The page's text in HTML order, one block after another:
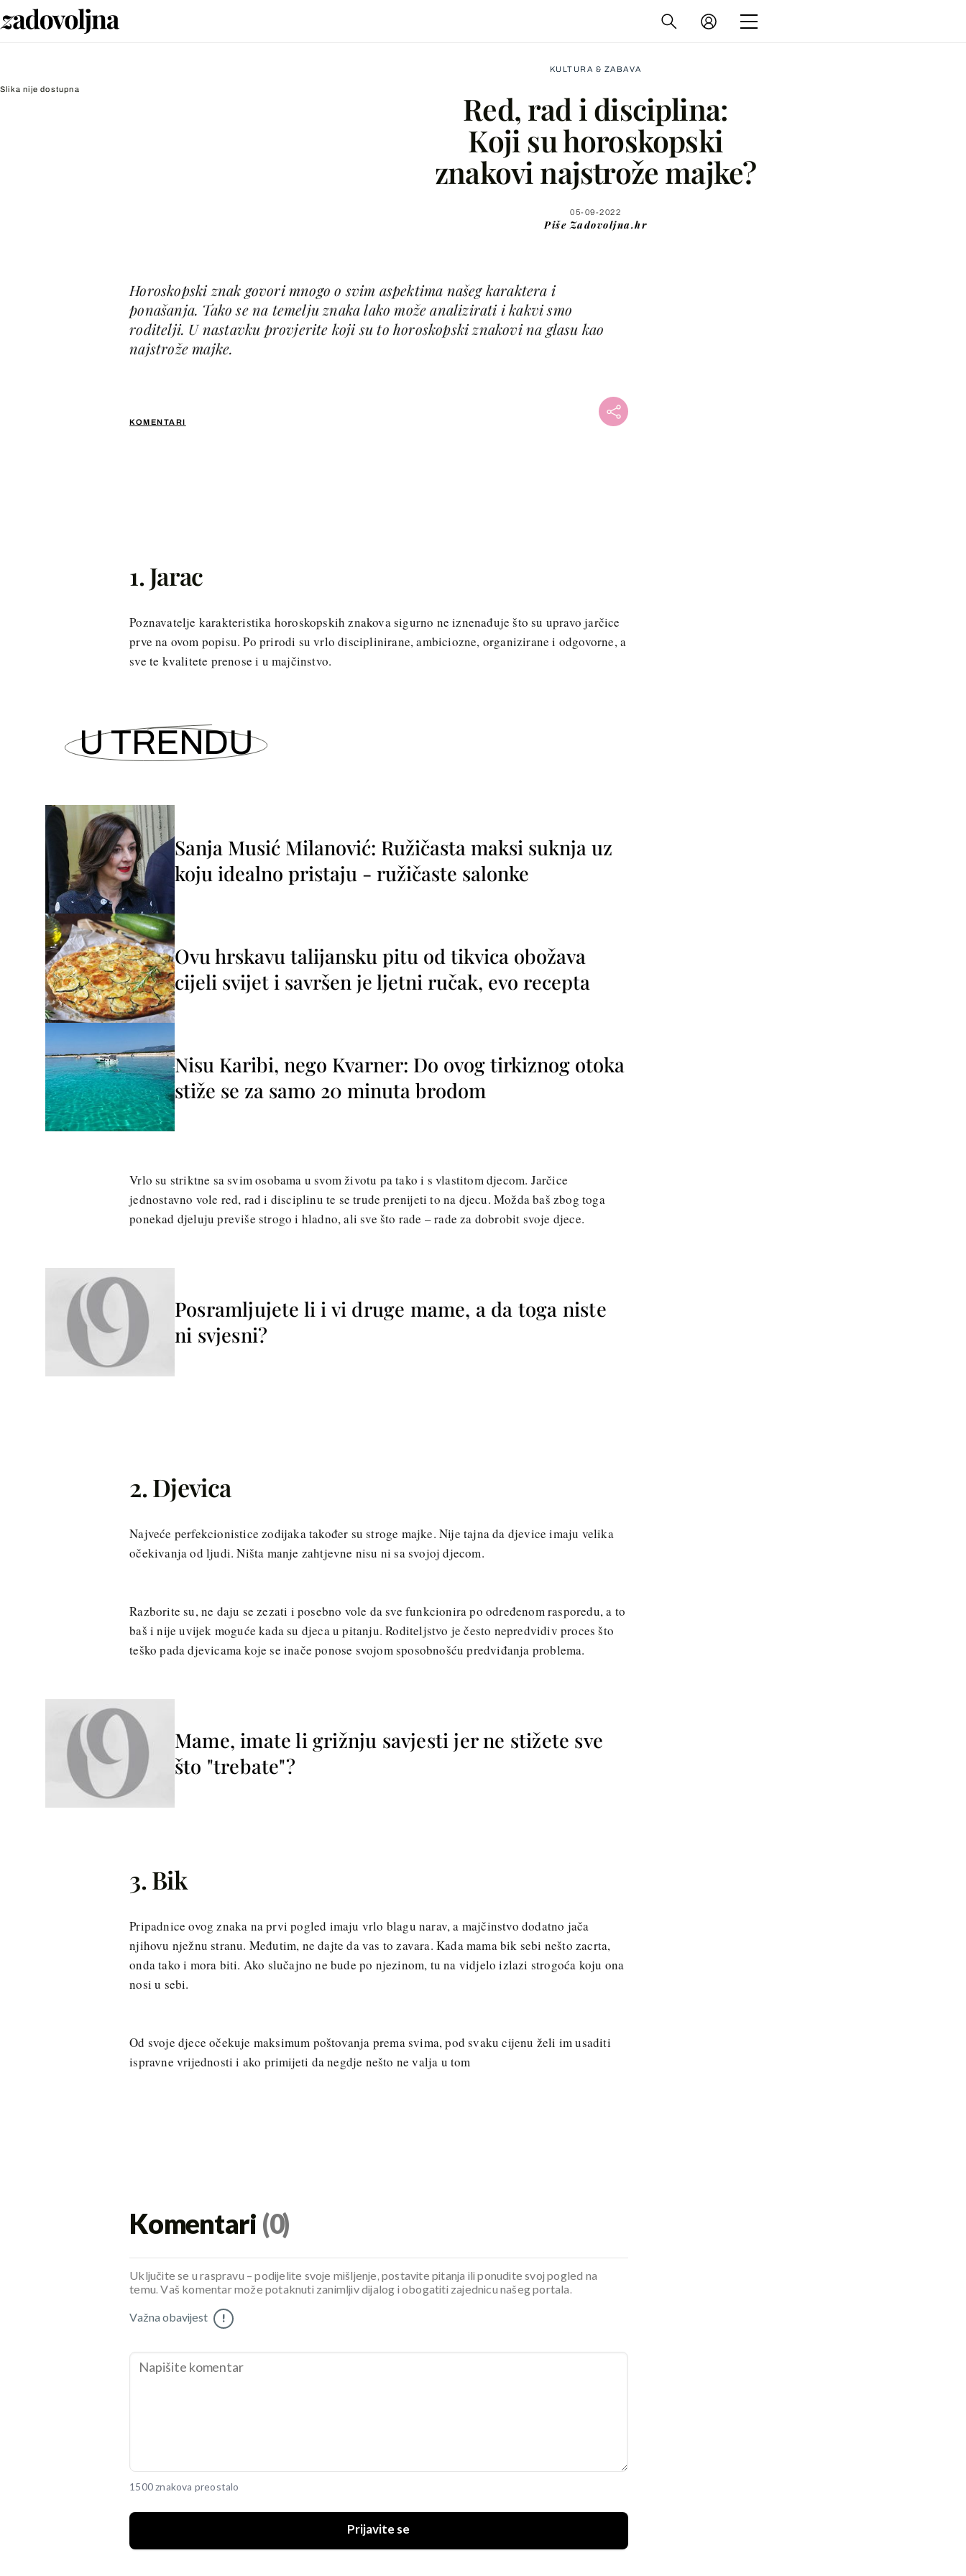
Slika nije dostupna
KULTURA & ZABAVA
Red, rad i disciplina:
Koji su horoskopski
znakovi najstrože majke?
05-09-2022
Piše Zadovoljna.hr
KOMENTARI
Horoskopski znak govori mnogo o svim aspektima našeg karaktera i
ponašanja. Tako se na temelju znaka lako može analizirati i kakvi smo
roditelji. U nastavku provjerite koji su to horoskopski znakovi na glasu kao
najstrože majke.
Facebook
Viber
1. Jarac
Poznavatelje karakteristika horoskopskih znakova sigurno ne iznenađuje što su upravo jarčice
prve na ovom popisu. Po prirodi su vrlo disciplinirane, ambiciozne, organizirane i odgovorne, a
sve te kvalitete prenose i u majčinstvo.
U TRENDU
Sanja Musić Milanović: Ružičasta maksi suknja uz
koju idealno pristaju - ružičaste salonke
Ovu hrskavu talijansku pitu od tikvica obožava
cijeli svijet i savršen je ljetni ručak, evo recepta
Nisu Karibi, nego Kvarner: Do ovog tirkiznog otoka
stiže se za samo 20 minuta brodom
Vrlo su striktne sa svim osobama u svom životu pa tako i s vlastitom djecom. Jarčice
jednostavno vole red, rad i disciplinu te se trude prenijeti to na djecu. Možda baš zbog toga
ponekad djeluju previše strogo i hladno, ali sve što rade – rade za dobrobit svoje djece.
Posramljujete li i vi druge mame, a da toga niste
ni svjesni?
2. Djevica
Najveće perfekcionistice zodijaka također su stroge majke. Nije tajna da djevice imaju velika
očekivanja od ljudi. Ništa manje zahtjevne nisu ni sa svojoj djecom.
Razborite su, ne daju se zezati i posebno vole da sve funkcionira po određenom rasporedu, a to
baš i nije uvijek moguće kada su djeca u pitanju. Roditeljstvo je često nepredvidiv proces što
teško pada djevicama koje se inače ponose svojom sposobnošću predviđanja problema.
Mame, imate li grižnju savjesti jer ne stižete sve
što "trebate"?
3. Bik
Pripadnice ovog znaka na prvi pogled imaju vrlo blagu narav, a majčinstvo dodatno jača
njihovu nježnu stranu. Međutim, ne dajte da vas to zavara. Kada mama bik sebi nešto zacrta,
onda tako i mora biti. Ako slučajno ne bude po njezinom, tu na vidjelo izlazi strogoća koju ona
nosi u sebi.
Od svoje djece očekuje maksimum poštovanja prema svima, pod svaku cijenu želi im usaditi
ispravne vrijednosti i ako primijeti da negdje nešto ne valja u tom
Komentari (0)
Uključite se u raspravu – podijelite svoje mišljenje, postavite pitanja ili ponudite svoj pogled na
temu. Vaš komentar može potaknuti zanimljiv dijalog i obogatiti zajednicu našeg portala.
Važna obavijest !
1500 znakova preostalo
Prijavite se